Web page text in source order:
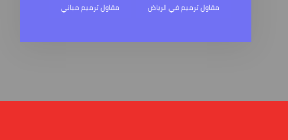
مقاول ترميم في الرياض
مقاول ترميم مباني